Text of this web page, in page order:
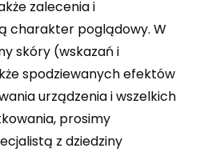
zalecenia i
charakter poglądowy. W
skóry (wskazań i
spodziewanych efektów
urządzenia i wszelkich
prosimy
z dziedziny